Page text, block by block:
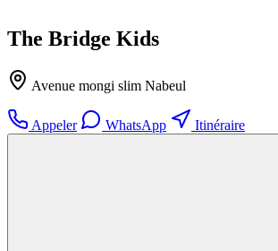
The Bridge Kids
Avenue mongi slim Nabeul
Appeler WhatsApp Itinéraire